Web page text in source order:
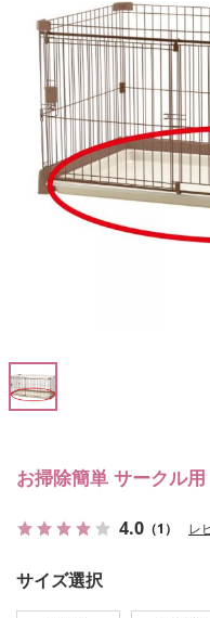
お掃除簡単 サークル
4.0 （1） レ
サイズ選択